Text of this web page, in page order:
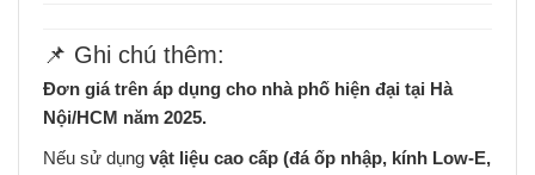
📌 Ghi chú thêm:
Đơn giá trên áp dụng cho nhà phố hiện đại tại Hà
Nội/HCM năm 2025.
Nếu sử dụng vật liệu cao cấp (đá ốp nhập, kính Low-E,